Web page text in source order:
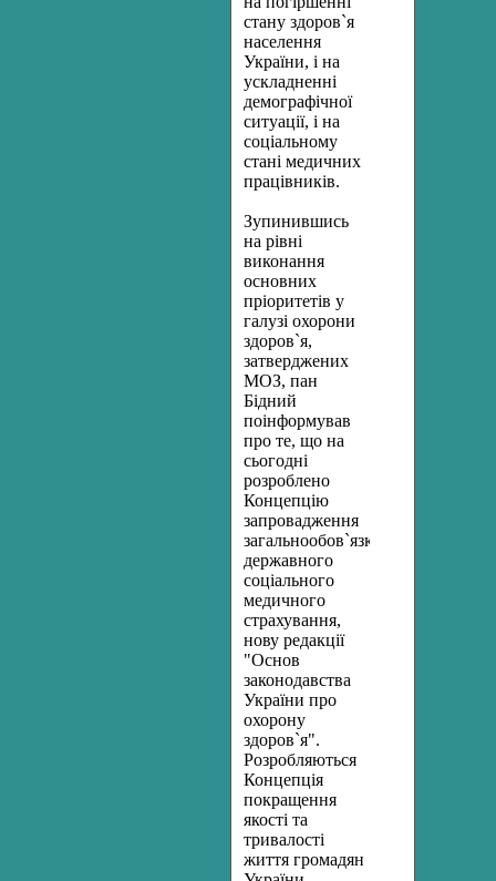
стану здоров`я
населення
України, і на
ускладненні
демографічної
ситуації, і на
соціальному
стані медичних
працівників.
Зупинившись
на рівні
виконання
основних
пріоритетів у
галузі охорони
здоров`я,
затверджених
МОЗ, пан
Бідний
поінформував
про те, що на
сьогодні
розроблено
Концепцію
запровадження
загальнообов`язкового
державного
соціального
медичного
страхування,
нову редакції
"Основ
законодавства
України про
охорону
здоров`я".
Розробляються
Концепція
покращення
якості та
тривалості
життя громадян